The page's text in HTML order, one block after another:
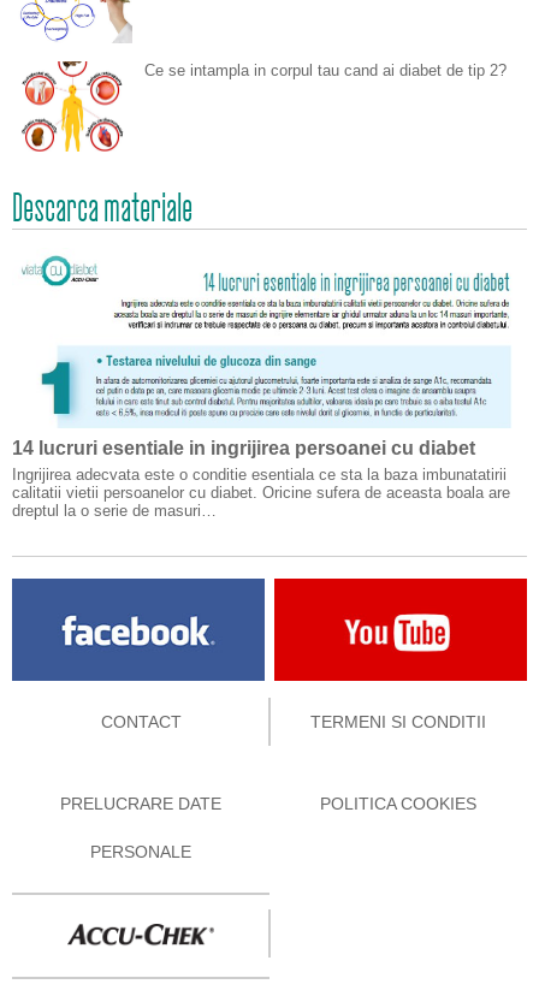
Ce se intampla in corpul tau cand ai diabet de tip 2?
Descarca materiale
14 lucruri esentiale in ingrijirea persoanei cu diabet
Ingrijirea adecvata este o conditie esentiala ce sta la baza imbunatatirii
calitatii vietii persoanelor cu diabet. Oricine sufera de aceasta boala are
dreptul la o serie de masuri…
CONTACT TERMENI SI CONDITII
PRELUCRARE DATE
PERSONALE
POLITICA COOKIES